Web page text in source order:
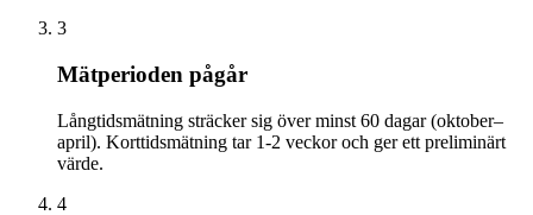
3
Mätperioden pågår
Långtidsmätning sträcker sig över minst 60 dagar (oktober–
april). Korttidsmätning tar 1-2 veckor och ger ett preliminärt
värde.
4